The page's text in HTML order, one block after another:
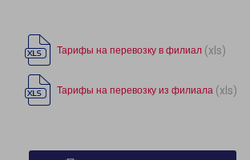
Тарифы на перевозку в филиал (xls)
Тарифы на перевозку из филиала (xls)